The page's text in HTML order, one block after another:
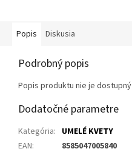
Popis Diskusia
Podrobný popis
Popis produktu nie je dostupný
Dodatočné parametre
Kategória: UMELÉ KVETY
EAN: 8585047005840